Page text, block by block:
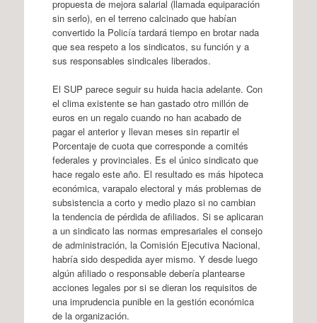
propuesta de mejora salarial (llamada equiparación
sin serlo), en el terreno calcinado que habían
convertido la Policía tardará tiempo en brotar nada
que sea respeto a los sindicatos, su función y a
sus responsables sindicales liberados.
El SUP parece seguir su huida hacia adelante. Con
el clima existente se han gastado otro millón de
euros en un regalo cuando no han acabado de
pagar el anterior y llevan meses sin repartir el
Porcentaje de cuota que corresponde a comités
federales y provinciales. Es el único sindicato que
hace regalo este año. El resultado es más hipoteca
económica, varapalo electoral y más problemas de
subsistencia a corto y medio plazo si no cambian
la tendencia de pérdida de afiliados. Si se aplicaran
a un sindicato las normas empresariales el consejo
de administración, la Comisión Ejecutiva Nacional,
habría sido despedida ayer mismo. Y desde luego
algún afiliado o responsable debería plantearse
acciones legales por si se dieran los requisitos de
una imprudencia punible en la gestión económica
de la organización.